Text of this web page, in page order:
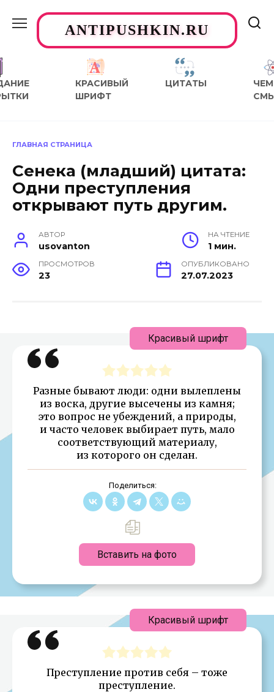
содержаниюANTIPUSHKIN.RU
КРАСИВЫЙ
ШРИФТ
ЦИТАТЫ
ЧЕМ
ГЛАВНАЯ СТРАНИЦА
Сенека (младший) цитата:
Одни преступления
открывают путь другим.
АВТОР
usovanton
НА ЧТЕНИЕ
1 мин.
ПРОСМОТРОВ
23
ОПУБЛИКОВАНО
27.07.2023
Разные бывают люди: одни вылеплены
из воска, другие высечены из камня;
это вопрос не убеждений, а природы,
и часто человек выбирает путь, мало
соответствующий материалу,
из которого он сделан.
Поделиться:
Вставить на фото
Красивый шрифт
Преступление против себя – тоже
преступление.
Красивый шрифт